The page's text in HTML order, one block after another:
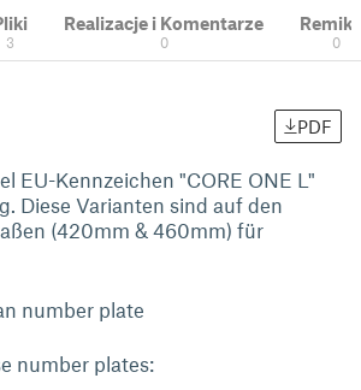
3
Realizacje i Komentarze
0 0
PDF
EU-Kennzeichen "CORE ONE L"
Diese Varianten sind auf den
(420mm & 460mm) für
number plate
number plates: